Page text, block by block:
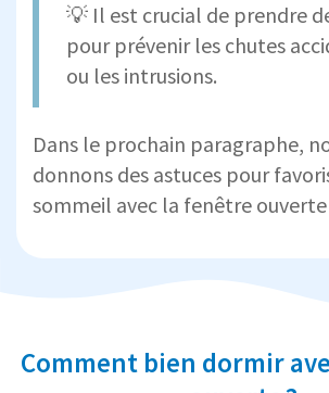
💡 Il est crucial de prendre
pour prévenir les chutes
ou les intrusions.
Dans le prochain paragraphe,
donnons des astuces pour
sommeil avec la fenêtre ouverte
Comment bien dormir